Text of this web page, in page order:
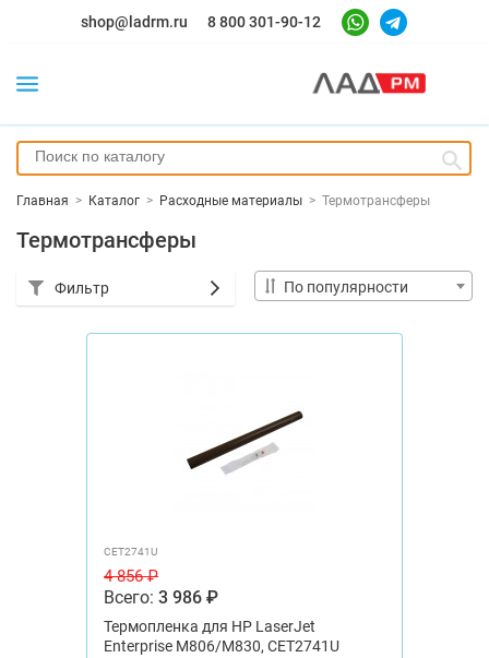
shop@ladrm.ru 8 800 301-90-12
Главная > Каталог > Расходные материалы > Термотрансферы
Термотрансферы
Фильтр По популярности
CET2741U
4 856 ₽
Всего: 3 986 ₽
Термопленка для HP LaserJet
Enterprise M806/M830, CET2741U